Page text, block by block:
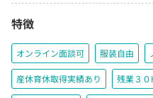
特徴
オンライン面談可 服装自由
産休育休取得実績あり 残業３０